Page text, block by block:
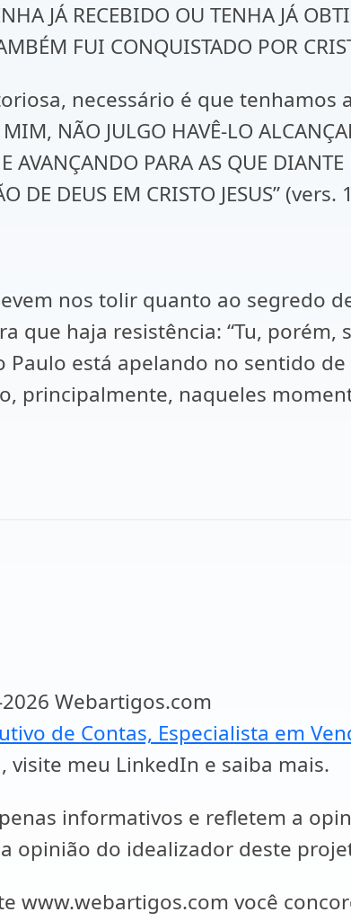
JÁ RECEBIDO OU TENHA JÁ
FUI CONQUISTADO POR
necessário é que tenhamos
NÃO JULGO HAVÊ-LO
AVANÇANDO PARA AS QUE
DE DEUS EM CRISTO JESUS” (vers.
nos tolir quanto ao segredo
que haja resistência: “Tu, porém,
Paulo está apelando no sentido
principalmente, naqueles
Webartigos.com
de Contas, Especialista em
visite meu LinkedIn e saiba mais.
informativos e refletem a
opinião do idealizador deste
www.webartigos.com você